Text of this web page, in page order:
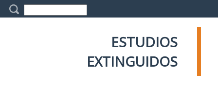
ESTUDIOS
EXTINGUIDOS